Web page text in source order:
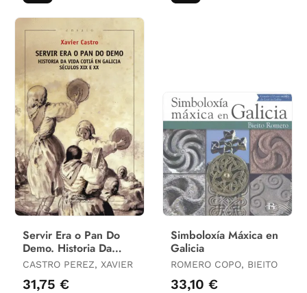
Servir Era o Pan Do
Demo. Historia Da
Vida Cotiá en Galicia.
(Séculos Xix e Xx)
CASTRO PEREZ, XAVIER
31,75 €
Simboloxía Máxica en
Galicia
ROMERO COPO, BIEITO
33,10 €